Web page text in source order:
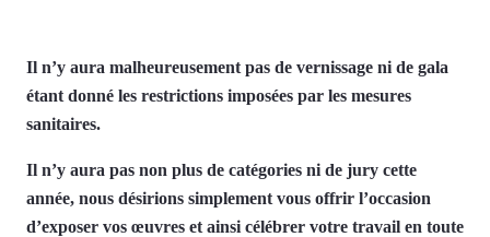
Il n’y aura malheureusement pas de vernissage ni de gala
étant donné les restrictions imposées par les mesures
sanitaires.
Il n’y aura pas non plus de catégories ni de jury cette
année, nous désirions simplement vous offrir l’occasion
d’exposer vos œuvres et ainsi célébrer votre travail en toute